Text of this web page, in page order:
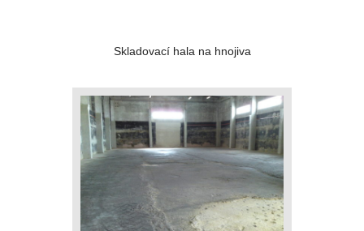
Skladovací hala na hnojiva